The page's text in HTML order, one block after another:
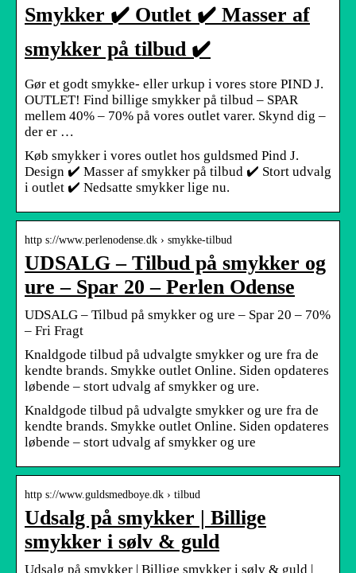
Smykker ✔️ Outlet ✔️ Masser af
smykker på tilbud ✔️
Gør et godt smykke- eller urkup i vores store PIND J.
OUTLET! Find billige smykker på tilbud – SPAR
mellem 40% – 70% på vores outlet varer. Skynd dig –
der er …
Køb smykker i vores outlet hos guldsmed Pind J.
Design ✔️ Masser af smykker på tilbud ✔️ Stort udvalg
i outlet ✔️ Nedsatte smykker lige nu.
http s://www.perlenodense.dk › smykke-tilbud
UDSALG – Tilbud på smykker og
ure – Spar 20 – Perlen Odense
UDSALG – Tilbud på smykker og ure – Spar 20 – 70%
– Fri Fragt
Knaldgode tilbud på udvalgte smykker og ure fra de
kendte brands. Smykke outlet Online. Siden opdateres
løbende – stort udvalg af smykker og ure.
Knaldgode tilbud på udvalgte smykker og ure fra de
kendte brands. Smykke outlet Online. Siden opdateres
løbende – stort udvalg af smykker og ure
http s://www.guldsmedboye.dk › tilbud
Udsalg på smykker | Billige
smykker i sølv & guld
Udsalg på smykker | Billige smykker i sølv & guld |